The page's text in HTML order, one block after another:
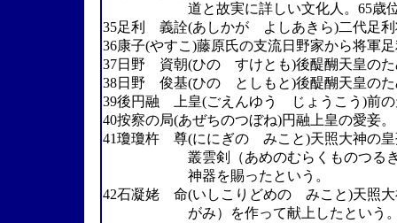
道と故実に詳しい文化人。65歳
35足利 義詮(あしかが よしあきら)二代足利
36康子(やすこ)藤原氏の支流日野家から将軍
37日野 資朝(ひの すけとも)後醍醐天皇のた
38日野 俊基(ひの としもと)後醍醐天皇のた
39後円融 上皇(ごえんゆう じょうこう)前の
40按察の局(あぜちのつぼね)円融上皇の愛妾。
41瓊瓊杵 尊(ににぎの みこと)天照大神の皇
叢雲剣（あめのむらくものつるぎ）、
神器を賜ったという。
42石凝姥 命(いしこりどめの みこと)天照大
がみ）を作って献上したという